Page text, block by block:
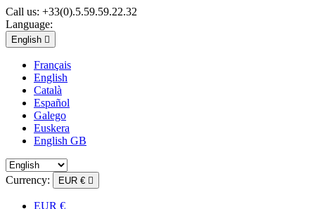
Call us: +33(0).5.59.59.22.32
Language:
English 
Français
English
Català
Español
Galego
Euskera
English GB
Currency: EUR € 
EUR €